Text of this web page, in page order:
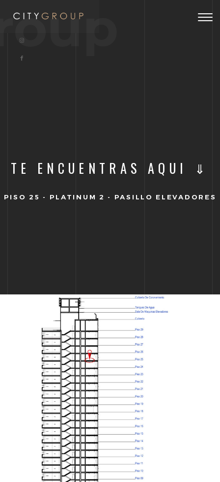
TE ENCUENTRAS AQUI ⇓
PISO 25 - PLATINUM 2 - PASILLO ELEVADORES